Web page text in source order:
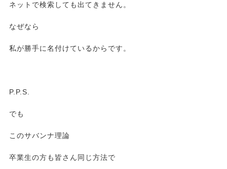
ネットで検索しても出てきません。
なぜなら
私が勝手に名付けているからです。
P.P.S.
でも
このサバンナ理論
卒業生の方も皆さん同じ方法で